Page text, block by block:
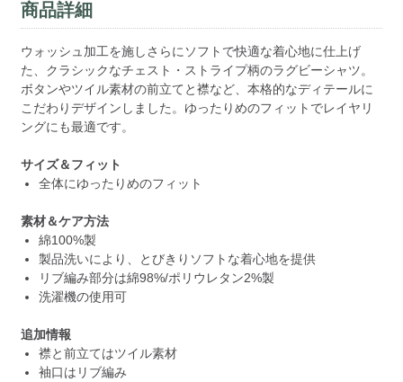
商品詳細
ウォッシュ加工を施しさらにソフトで快適な着心地に仕上げ
た、クラシックなチェスト・ストライプ柄のラグビーシャツ。
ボタンやツイル素材の前立てと襟など、本格的なディテールに
こだわりデザインしました。ゆったりめのフィットでレイヤリ
ングにも最適です。
サイズ＆フィット
全体にゆったりめのフィット
素材＆ケア方法
綿100%製
製品洗いにより、とびきりソフトな着心地を提供
リブ編み部分は綿98%/ポリウレタン2%製
洗濯機の使用可
追加情報
襟と前立てはツイル素材
袖口はリブ編み